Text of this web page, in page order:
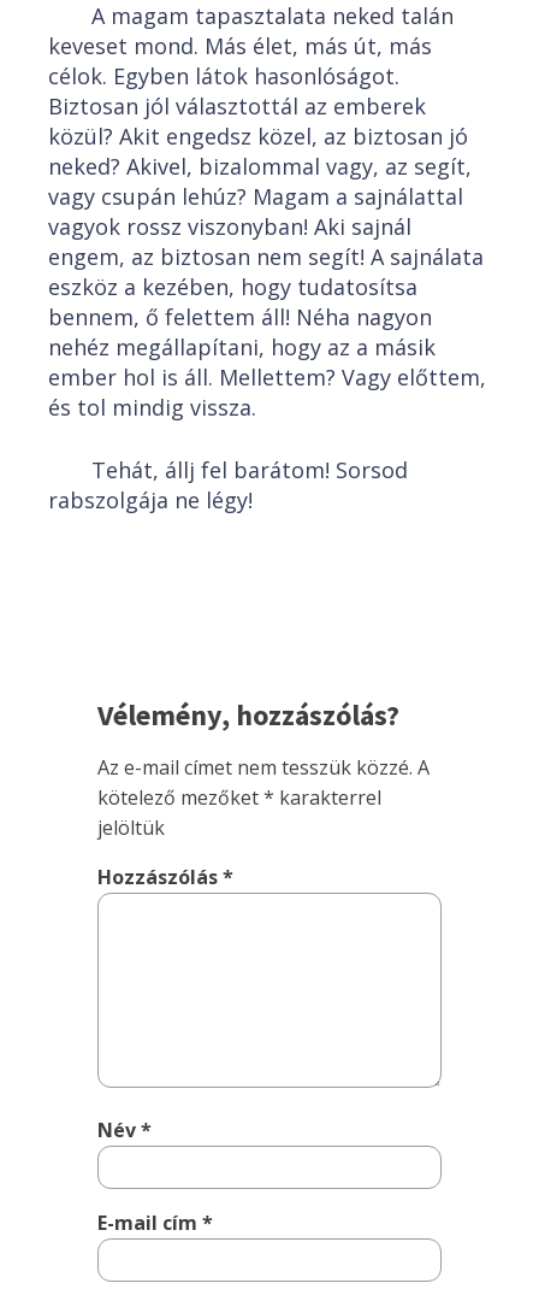
A magam tapasztalata neked talán
keveset mond. Más élet, más út, más
célok. Egyben látok hasonlóságot.
Biztosan jól választottál az emberek
közül? Akit engedsz közel, az biztosan jó
neked? Akivel, bizalommal vagy, az segít,
vagy csupán lehúz? Magam a sajnálattal
vagyok rossz viszonyban! Aki sajnál
engem, az biztosan nem segít! A sajnálata
eszköz a kezében, hogy tudatosítsa
bennem, ő felettem áll! Néha nagyon
nehéz megállapítani, hogy az a másik
ember hol is áll. Mellettem? Vagy előttem,
és tol mindig vissza.
Tehát, állj fel barátom! Sorsod
rabszolgája ne légy!
Vélemény, hozzászólás?
Az e-mail címet nem tesszük közzé. A
kötelező mezőket* karakterrel
jelöltük
Hozzászólás*
Név*
E-mail cím*